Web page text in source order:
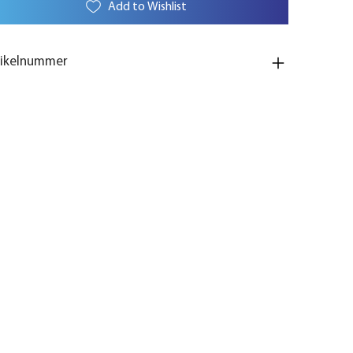
Add to Wishlist